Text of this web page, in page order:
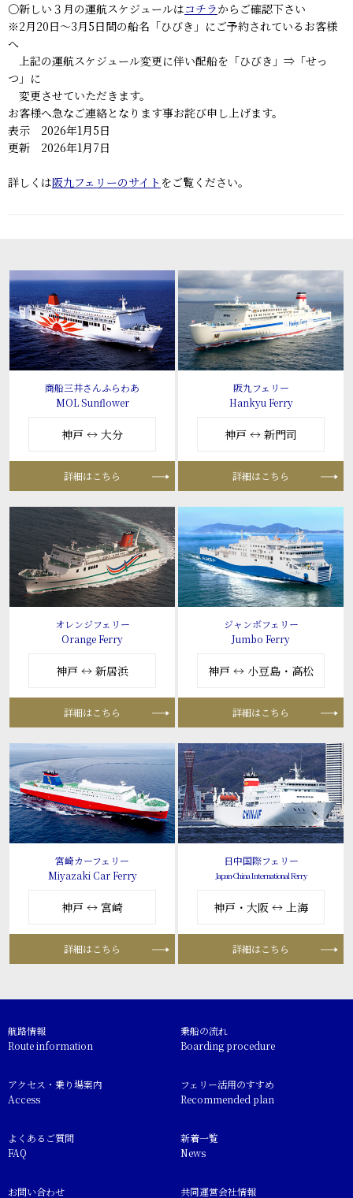
〇新しい３月の運航スケジュールはコチラからご確認下さい
※2月20日～3月5日間の船名「ひびき」にご予約されているお客様
へ
上記の運航スケジュール変更に伴い配船を「ひびき」⇒「せっ
つ」に
変更させていただきます。
お客様へ急なご連絡となります事お詫び申し上げます。
表示 2026年1月5日
更新 2026年1月7日
詳しくは阪九フェリーのサイト をご覧ください。
商船三井さんふらわあ
MOL Sunflower
神戸 ↔ 大分
詳細はこちら
阪九フェリー
Hankyu Ferry
神戸 ↔ 新門司
詳細はこちら
オレンジフェリー
Orange Ferry
神戸 ↔ 新居浜
詳細はこちら
ジャンボフェリー
Jumbo Ferry
神戸 ↔ 小豆島・高松
詳細はこちら
宮崎カーフェリー
Miyazaki Car Ferry
神戸 ↔ 宮崎
詳細はこちら
日中国際フェリー
Japan-China International Ferry
神戸・大阪 ↔ 上海
詳細はこちら
航路情報
Route information
乗船の流れ
Boarding procedure
アクセス・乗り場案内
Access
フェリー活用のすすめ
Recommended plan
よくあるご質問
FAQ
新着一覧
News
お問い合わせ 共同運営会社情報